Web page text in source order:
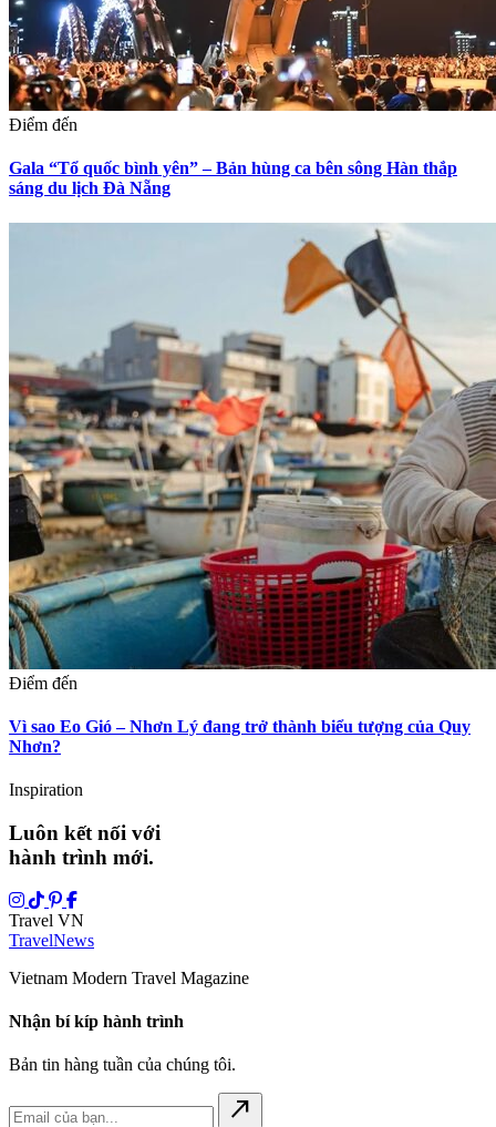
Điểm đến
Gala “Tổ quốc bình yên” – Bản hùng ca bên sông Hàn thắp
sáng du lịch Đà Nẵng
Điểm đến
Vì sao Eo Gió – Nhơn Lý đang trở thành biểu tượng của Quy
Nhơn?
Inspiration
Luôn kết nối với
hành trình mới.
Travel VN
TravelNews
Vietnam Modern Travel Magazine
Nhận bí kíp hành trình
Bản tin hàng tuần của chúng tôi.
north_east